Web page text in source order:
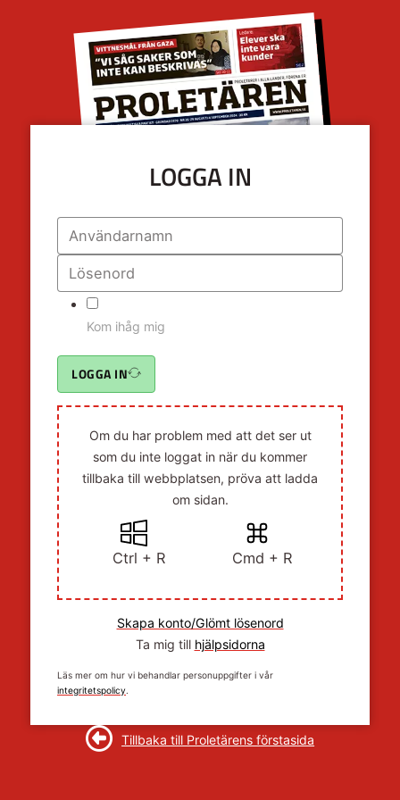
LOGGA IN
Kom ihåg mig
LOGGA IN
Om du har problem med att det ser ut
som du inte loggat in när du kommer
tillbaka till webbplatsen, pröva att ladda
om sidan.
Ctrl + R Cmd + R
Skapa konto/Glömt lösenord
Ta mig till hjälpsidorna
Läs mer om hur vi behandlar personuppgifter i vår
integritetspolicy.
Tillbaka till Proletärens förstasida